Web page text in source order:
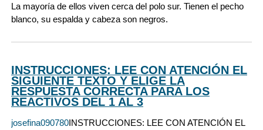
La mayoría de ellos viven cerca del polo sur. Tienen el pecho
blanco, su espalda y cabeza son negros.
INSTRUCCIONES: LEE CON ATENCIÓN EL
SIGUIENTE TEXTO Y ELIGE LA
RESPUESTA CORRECTA PARA LOS
REACTIVOS DEL 1 AL 3
josefina090780INSTRUCCIONES: LEE CON ATENCIÓN EL